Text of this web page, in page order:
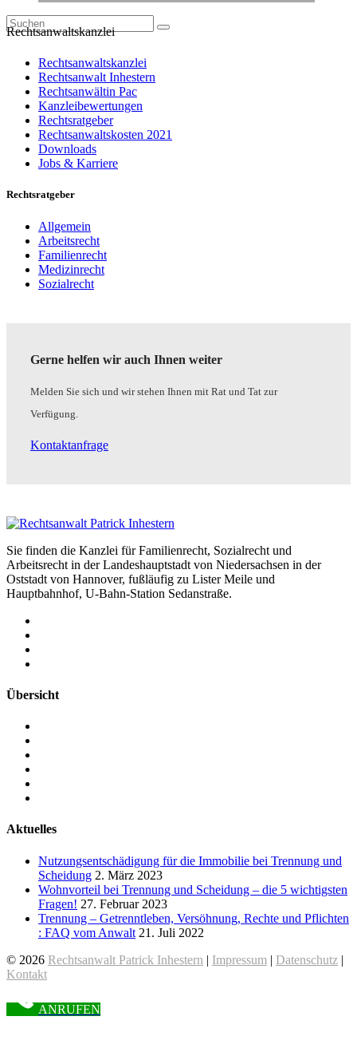
Rechtsanwaltskanzlei
Rechtsanwaltskanzlei
Rechtsanwalt Inhestern
Rechtsanwältin Pac
Kanzleibewertungen
Rechtsratgeber
Rechtsanwaltskosten 2021
Downloads
Jobs & Karriere
Rechtsratgeber
Allgemein
Arbeitsrecht
Familienrecht
Medizinrecht
Sozialrecht
Gerne helfen wir auch Ihnen weiter
Melden Sie sich und wir stehen Ihnen mit Rat und Tat zur
Verfügung.
Kontaktanfrage
Sie finden die Kanzlei für Familienrecht, Sozialrecht und
Arbeitsrecht in der Landeshauptstadt von Niedersachsen in der
Oststadt von Hannover, fußläufig zu Lister Meile und
Hauptbahnhof, U-Bahn-Station Sedanstraße.
Übersicht
Aktuelles
Nutzungsentschädigung für die Immobilie bei Trennung und
Scheidung 2. März 2023
Wohnvorteil bei Trennung und Scheidung – die 5 wichtigsten
Fragen! 27. Februar 2023
Trennung – Getrenntleben, Versöhnung, Rechte und Pflichten
: FAQ vom Anwalt 21. Juli 2022
© 2026 Rechtsanwalt Patrick Inhestern | Impressum | Datenschutz |
Kontakt
ANRUFEN